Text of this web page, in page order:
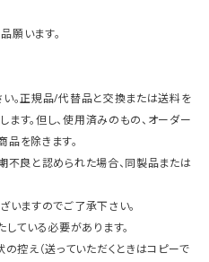
います。
。正規品/代替品と交換または送料を
す。但し、使用済みのもの、オーダー
を除きます。
不良と認められた場合、同製品または
いますのでご了承下さい。
ている必要があります。
控え（送っていただくときはコピーで